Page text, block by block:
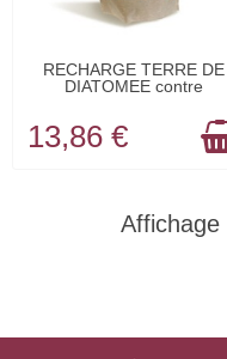
EN STOCK
RECHARGE TERRE DE
DIATOMEE contre
13,86 €